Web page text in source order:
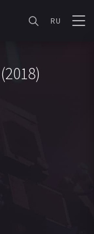
RU